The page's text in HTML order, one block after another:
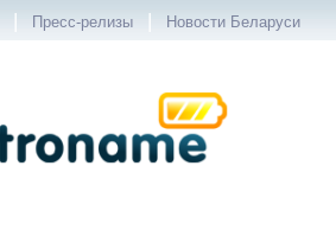
| Пресс-релизы | Новости Беларуси